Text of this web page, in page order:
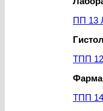
ПП 13
ТПП
ТПП